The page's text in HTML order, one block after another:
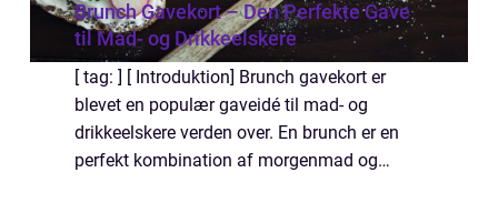
Brunch Gavekort – Den Perfekte Gave
til Mad- og Drikkeelskere
[ tag: ] [ Introduktion] Brunch gavekort er
blevet en populær gaveidé til mad- og
drikkeelskere verden over. En brunch er en
perfekt kombination af morgenmad og